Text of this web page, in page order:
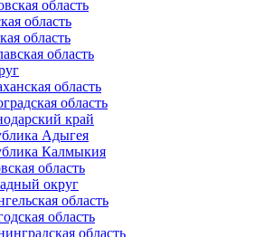
область
область
область
область
область
область
край
Адыгея
Калмыкия
область
округ
область
область
область